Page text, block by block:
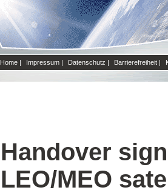
Home | Impressum | Datenschutz | Barrierefreiheit |
Handover
LEO/MEO